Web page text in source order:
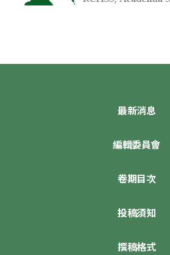
最新消息
編輯委員會
卷期目次
投稿須知
撰稿格式